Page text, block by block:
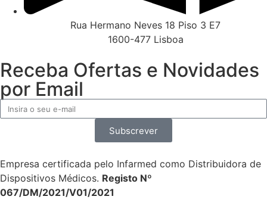
Rua Hermano Neves 18 Piso 3 E7
1600-477 Lisboa
Receba Ofertas e Novidades
por Email
Subscrever
Empresa certificada pelo Infarmed como Distribuidora de
Dispositivos Médicos. Registo Nº
067/DM/2021/V01/2021